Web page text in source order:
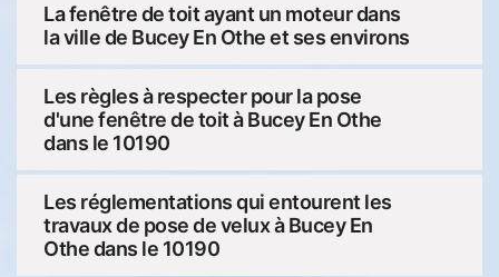
La fenêtre de toit ayant un moteur dans
la ville de Bucey En Othe et ses environs
Les règles à respecter pour la pose
d'une fenêtre de toit à Bucey En Othe
dans le 10190
Les réglementations qui entourent les
travaux de pose de velux à Bucey En
Othe dans le 10190